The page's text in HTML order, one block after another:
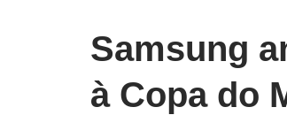
Samsung
à Copa do